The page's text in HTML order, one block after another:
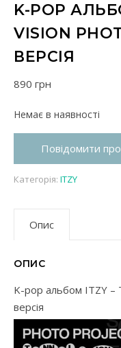
K-POP
VISION
ВЕРСІЯ
890 грн
Немає в наявності
Повідомити про
Категорія: ITZY
Опис
ОПИС
K-pop альбом ITZY –
версія